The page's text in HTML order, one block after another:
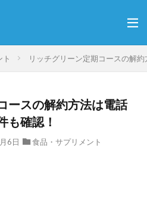
リッチグリーン定期コースの解
ースの解約方法は電話
も確認！
6日 食品・サプリメント